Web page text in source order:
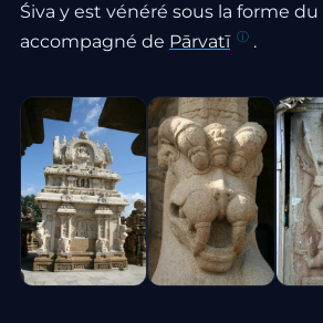
Śiva y est vénéré sous la forme du
accompagné de Pārvatī .